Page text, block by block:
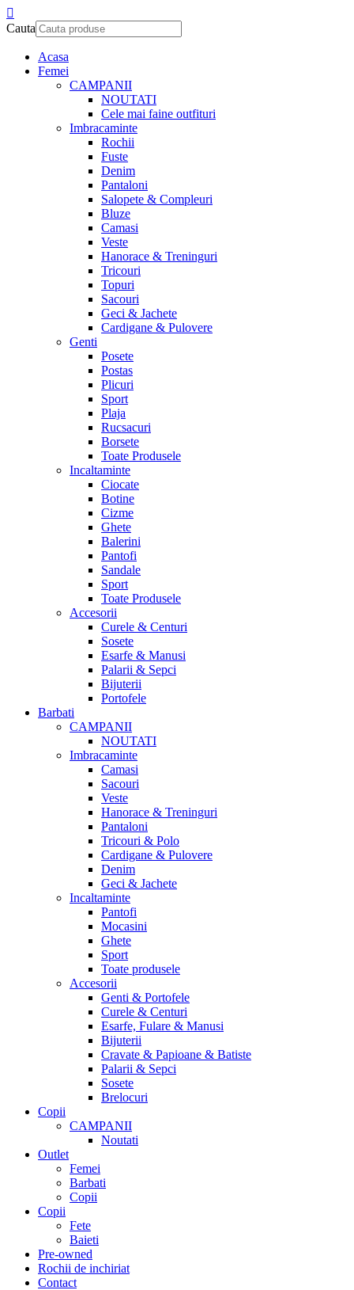
Cauta
Acasa
Femei
CAMPANII
NOUTATI
Cele mai faine outfituri
Imbracaminte
Rochii
Fuste
Denim
Pantaloni
Salopete & Compleuri
Bluze
Camasi
Veste
Hanorace & Treninguri
Tricouri
Topuri
Sacouri
Geci & Jachete
Cardigane & Pulovere
Genti
Posete
Postas
Plicuri
Sport
Plaja
Rucsacuri
Borsete
Toate Produsele
Incaltaminte
Ciocate
Botine
Cizme
Ghete
Balerini
Pantofi
Sandale
Sport
Toate Produsele
Accesorii
Curele & Centuri
Sosete
Esarfe & Manusi
Palarii & Sepci
Bijuterii
Portofele
Barbati
CAMPANII
NOUTATI
Imbracaminte
Camasi
Sacouri
Veste
Hanorace & Treninguri
Pantaloni
Tricouri & Polo
Cardigane & Pulovere
Denim
Geci & Jachete
Incaltaminte
Pantofi
Mocasini
Ghete
Sport
Toate produsele
Accesorii
Genti & Portofele
Curele & Centuri
Esarfe, Fulare & Manusi
Bijuterii
Cravate & Papioane & Batiste
Palarii & Sepci
Sosete
Brelocuri
Copii
CAMPANII
Noutati
Outlet
Femei
Barbati
Copii
Copii
Fete
Baieti
Pre-owned
Rochii de inchiriat
Contact